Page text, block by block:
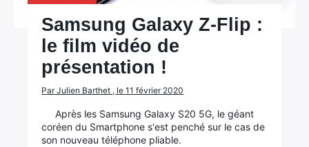
Samsung Galaxy Z-Flip :
le film vidéo de
présentation !
Par Julien Barthet , le 11 février 2020
Après les Samsung Galaxy S20 5G, le géant
coréen du Smartphone s'est penché sur le cas de
son nouveau téléphone pliable.